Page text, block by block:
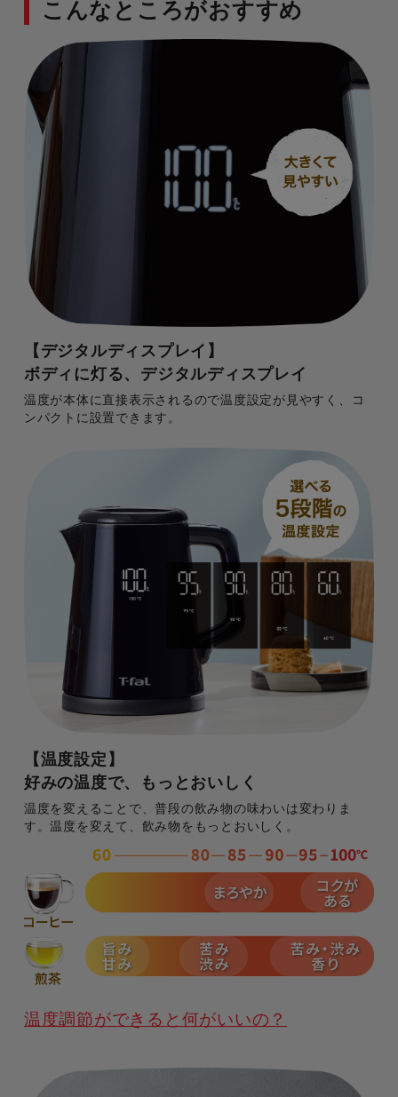
こんなところがおすすめ
【デジタルディスプレイ】
ボディに灯る、デジタルディスプレイ
温度が本体に直接表示されるので温度設定が見やすく、コ
ンパクトに設置できます。
【温度設定】
好みの温度で、もっとおいしく
温度を変えることで、普段の飲み物の味わいは変わりま
す。温度を変えて、飲み物をもっとおいしく。
温度調節ができると何がいいの？